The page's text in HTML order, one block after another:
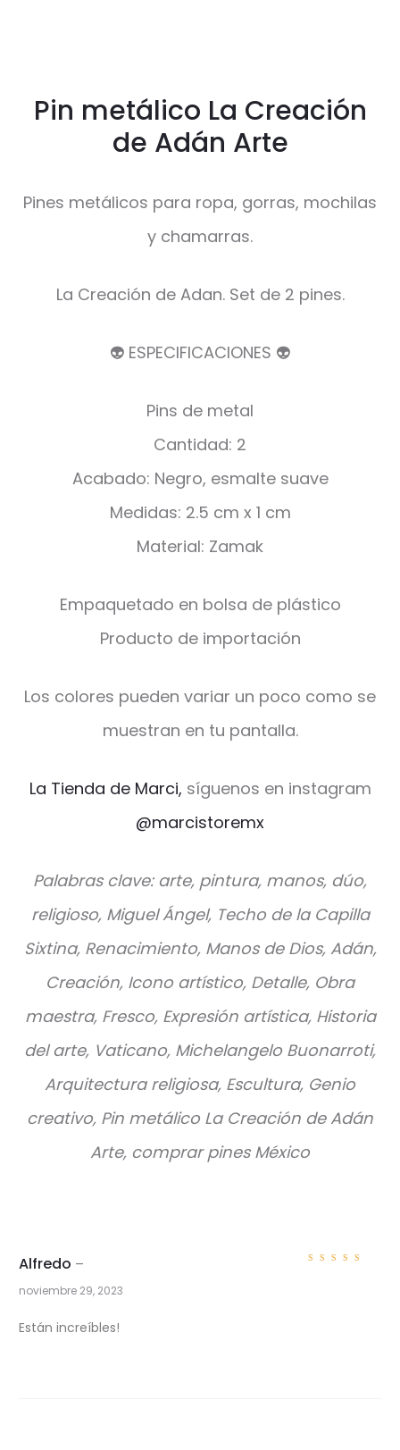
Pin metálico La Creación
de Adán Arte
Pines metálicos para ropa, gorras, mochilas
y chamarras.
La Creación de Adan. Set de 2 pines.
👽 ESPECIFICACIONES 👽
Pins de metal
Cantidad: 2
Acabado: Negro, esmalte suave
Medidas: 2.5 cm x 1 cm
Material: Zamak
Empaquetado en bolsa de plástico
Producto de importación
Los colores pueden variar un poco como se
muestran en tu pantalla.
La Tienda de Marci, síguenos en instagram
@marcistoremx
Palabras clave: arte, pintura, manos, dúo,
religioso, Miguel Ángel, Techo de la Capilla
Sixtina, Renacimiento, Manos de Dios, Adán,
Creación, Icono artístico, Detalle, Obra
maestra, Fresco, Expresión artística, Historia
del arte, Vaticano, Michelangelo Buonarroti,
Arquitectura religiosa, Escultura, Genio
creativo, Pin metálico La Creación de Adán
Arte, comprar pines México
v
Alfredo –
noviembre 29, 2023
Están increíbles!